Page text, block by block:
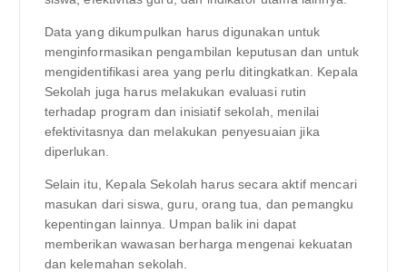
Data yang dikumpulkan harus digunakan untuk
menginformasikan pengambilan keputusan dan untuk
mengidentifikasi area yang perlu ditingkatkan. Kepala
Sekolah juga harus melakukan evaluasi rutin
terhadap program dan inisiatif sekolah, menilai
efektivitasnya dan melakukan penyesuaian jika
diperlukan.
Selain itu, Kepala Sekolah harus secara aktif mencari
masukan dari siswa, guru, orang tua, dan pemangku
kepentingan lainnya. Umpan balik ini dapat
memberikan wawasan berharga mengenai kekuatan
dan kelemahan sekolah.